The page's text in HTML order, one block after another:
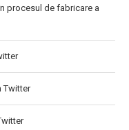
procesul de fabricare a
Twitter